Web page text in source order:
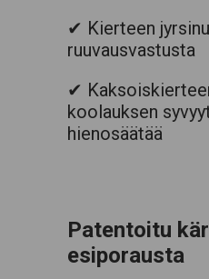
✔ Kierteen
ruuvausvastusta
✔
koolauksen
hienosäätää
Patentoitu
esiporausta